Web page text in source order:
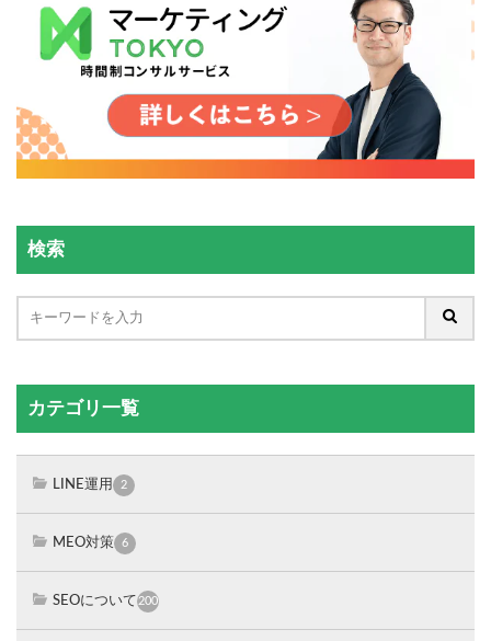
検索
カテゴリ一覧
LINE運用 2
MEO対策 6
SEOについて 200